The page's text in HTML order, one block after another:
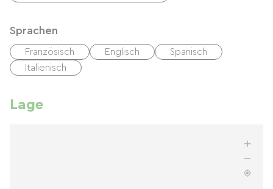
Sprachen
Französisch Englisch
Spanisch
Italienisch
Lage